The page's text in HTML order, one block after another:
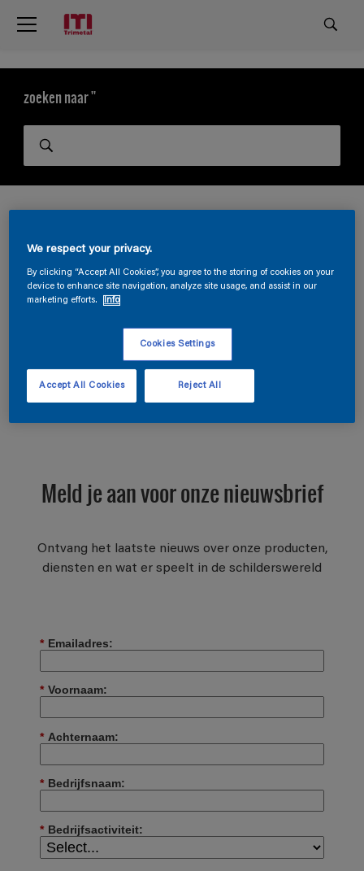
zoeken naar ''
wellicht vind je de juiste informatie onder onze
populaire artikelen
Meld je aan voor onze nieuwsbrief
Ontvang het laatste nieuws over onze producten,
diensten en wat er speelt in de schilderswereld
We respect your privacy.
By clicking “Accept All Cookies”, you agree to the storing of cookies on your
device to enhance site navigation, analyze site usage, and assist in our
marketing efforts.
Info
Cookies Settings
Reject All
Accept All Cookies